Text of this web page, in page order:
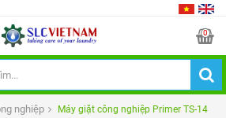
0
nghiệp Máy giặt công nghiệp Primer TS-14